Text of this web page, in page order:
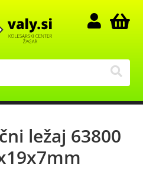
ležaj 63800